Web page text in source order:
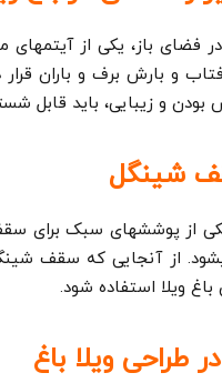
فضای باز، یکی از
و بارش برف و باران قرار
بودن و زیبایی، باید قابل
شینگل
پوشش­های سبک برای
از آن­جایی که سقف
ویلا استفاده شود.
طراحی ویلا باغ